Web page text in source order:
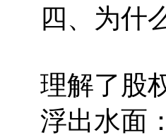
四、为什
理解了股
浮出水面